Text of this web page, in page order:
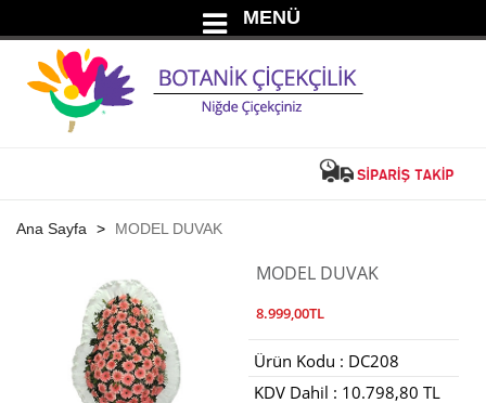
MENÜ
Ana Sayfa MODEL DUVAK
MODEL DUVAK
8.999,00TL
Ürün Kodu : DC208
KDV Dahil : 10.798,80 TL